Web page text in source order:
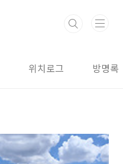
위치로그 방명록